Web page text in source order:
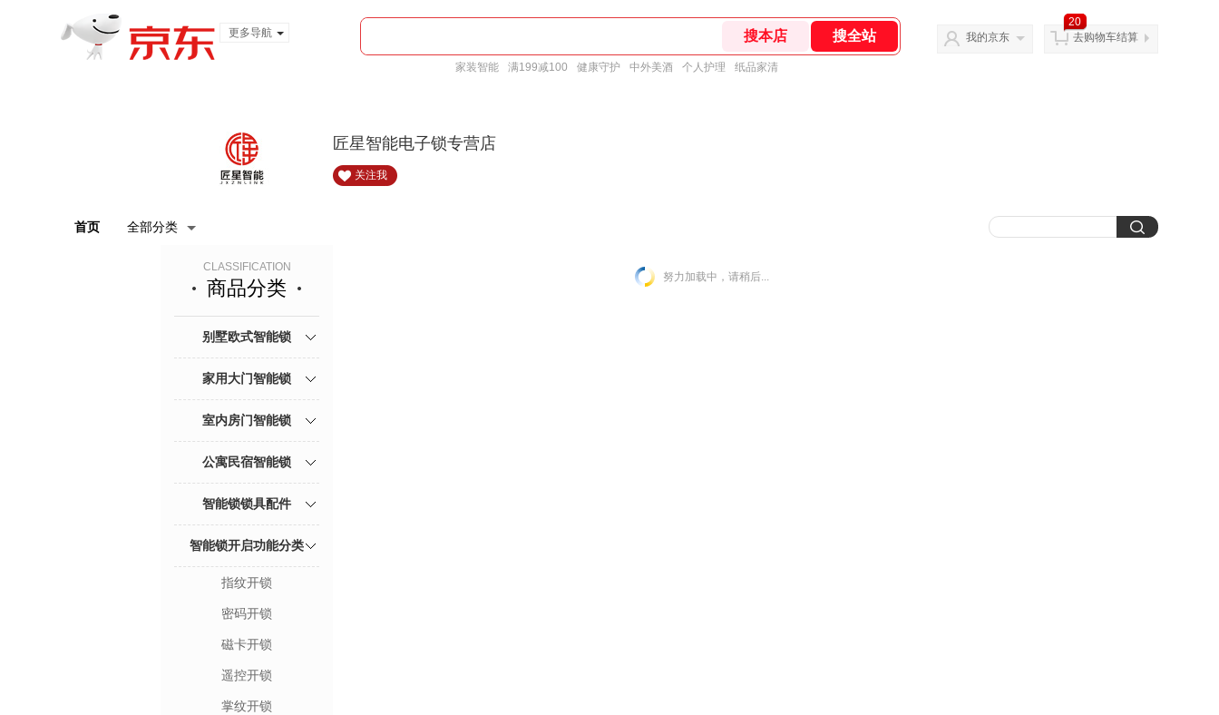
更多导航
家装智能 满199减100 健康守护 中外美酒 个人护理 纸品家清
我的京东
20
去购物车结算
匠星智能电子锁专营店
关注我
首页 全部分类
CLASSIFICATION
商品分类
别墅欧式智能锁
家用大门智能锁
室内房门智能锁
公寓民宿智能锁
智能锁锁具配件
智能锁开启功能分类
指纹开锁
密码开锁
磁卡开锁
遥控开锁
掌纹开锁
努力加载中，请稍后...